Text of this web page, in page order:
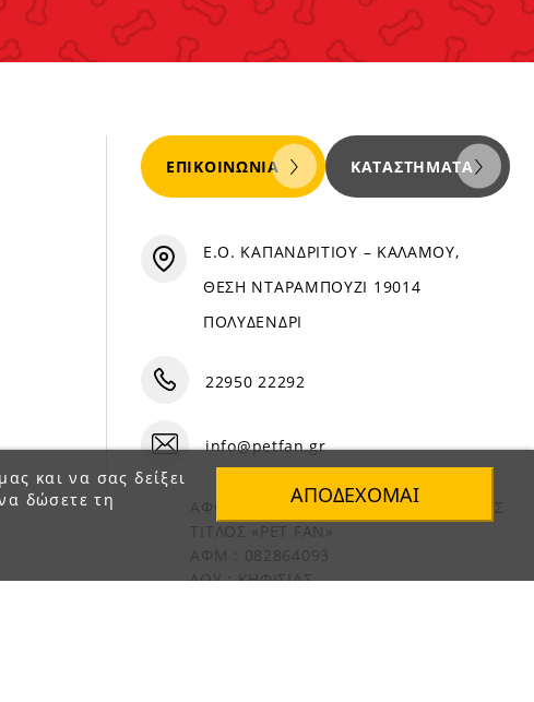
και να σας δείξει
δώσετε τη
ΑΠΟΔΈΧΟΜΑΙ
ΕΠΙΚΟΙΝΩΝΊΑ ΚΑΤΑΣΤΉΜΑΤΑ
Ε.Ο. ΚΑΠΑΝΔΡΙΤΙΟΥ – ΚΑΛΑΜΟΥ,
ΘΕΣΗ ΝΤΑΡΑΜΠΟΥΖΙ 19014
ΠΟΛΥΔΕΝΔΡΙ
22950 22292
info@petfan.gr
ΑΦΟΙ ΧΑΤΖΗΓΕΩΡΓΙΟΥ Ο.Ε. ΔΙΑΚΡΙΤΙΚΟΣ
ΤΙΤΛΟΣ «PET FAN»
ΑΦΜ : 082864093
ΔΟΥ : ΚΗΦΙΣΙΑΣ